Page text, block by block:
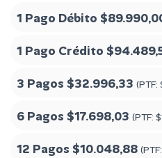
1 Pago Débito
1 Pago Crédito
3 Pagos $32.996,33 (PTF:
6 Pagos $17.698,03 (PTF:
12 Pagos $10.048,88 (PTF: